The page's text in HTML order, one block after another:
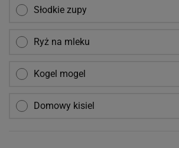
Słodkie zupy
Ryż na mleku
Kogel mogel
Domowy kisiel